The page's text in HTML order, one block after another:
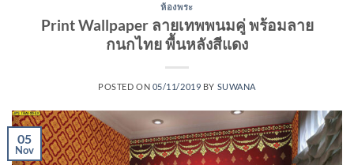
ห้องพระ
Print Wallpaper ลายเทพพนมคู่ พร้อมลาย
กนกไทย พื้นหลังสีแดง
POSTED ON 05/11/2019 BY SUWANA
05
Nov